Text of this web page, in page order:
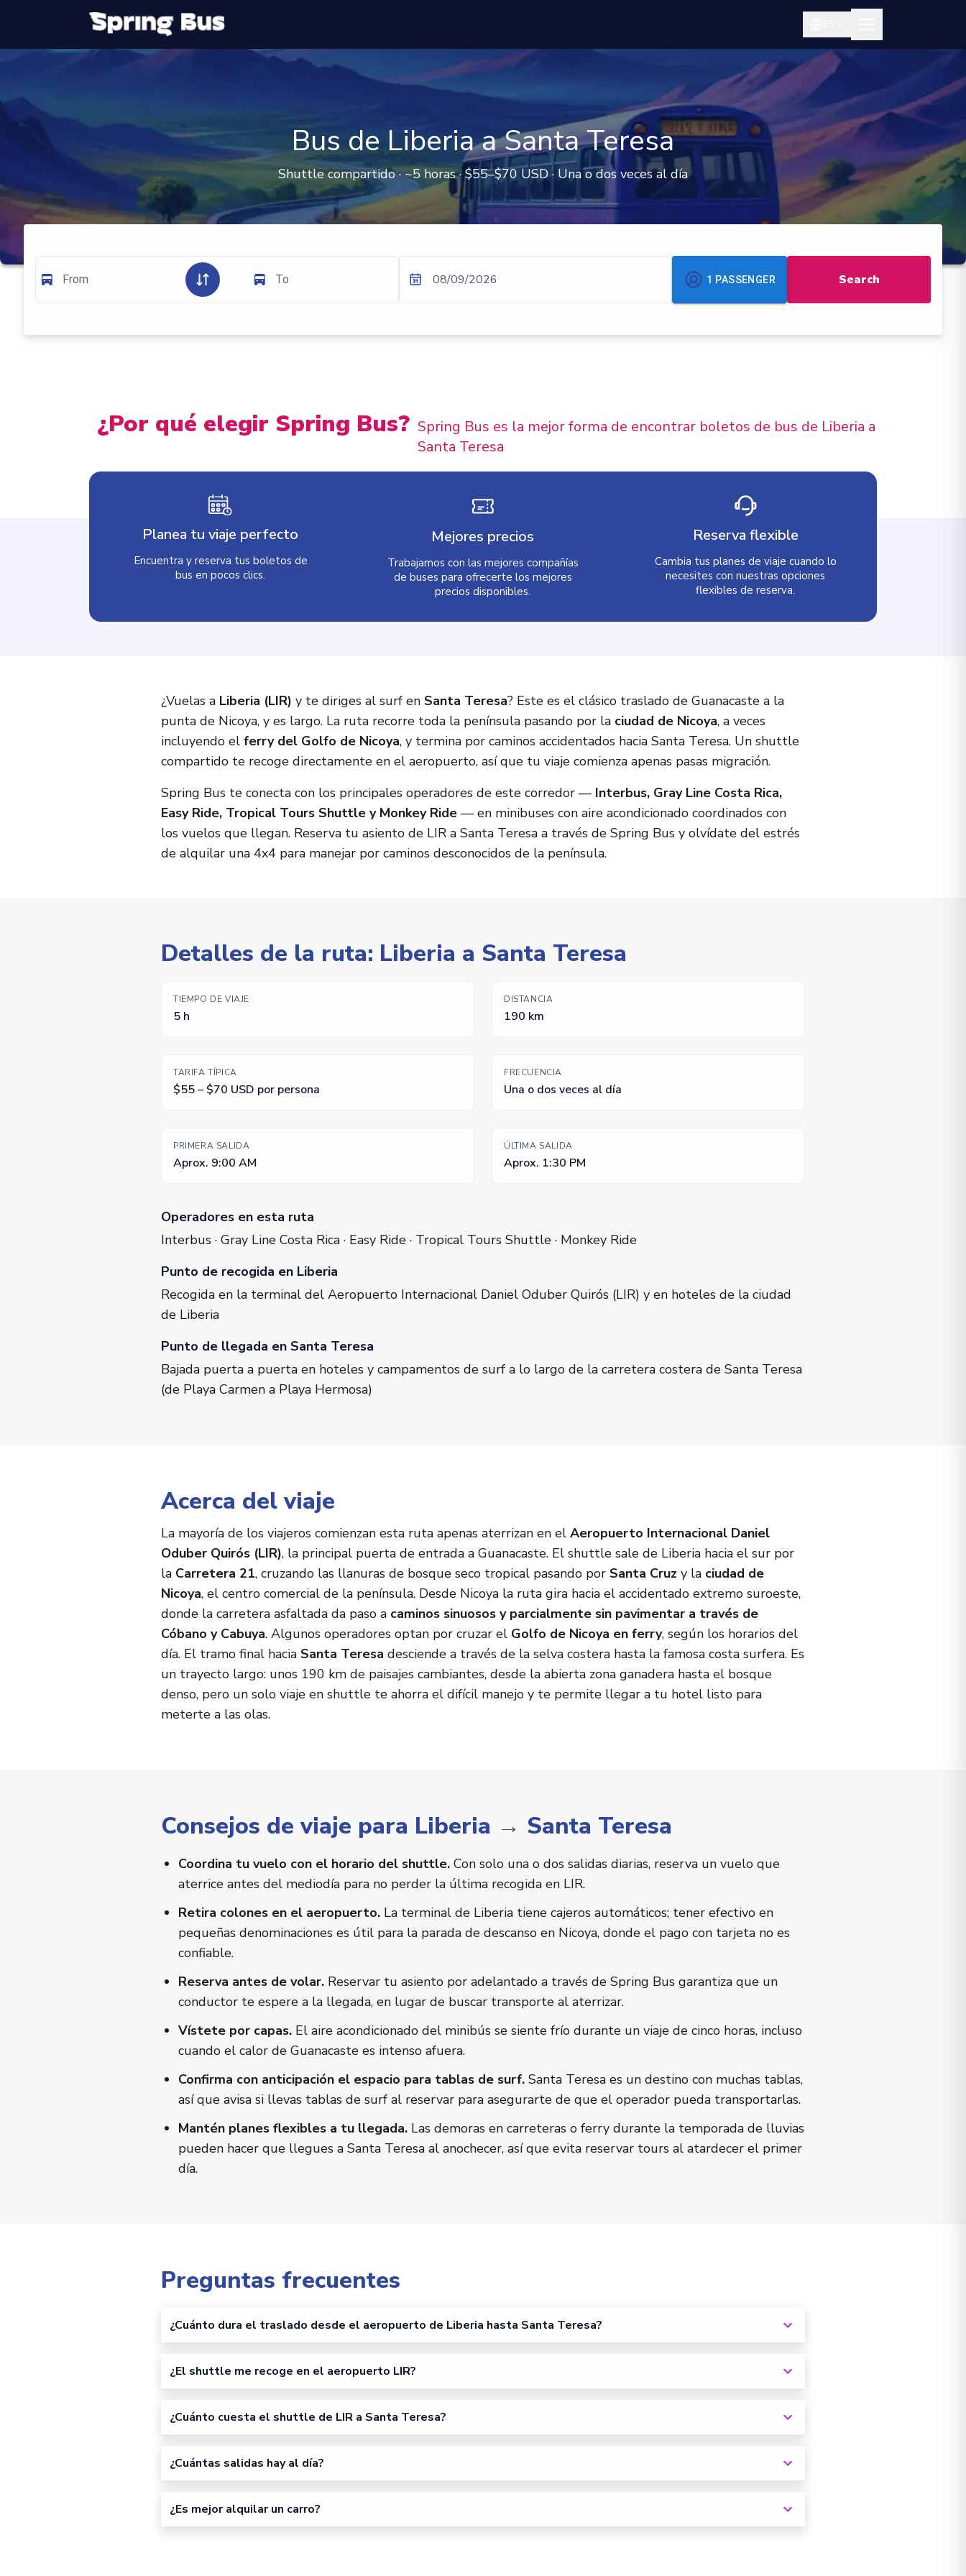
Bus de Liberia a Santa Teresa
Shuttle compartido · ~5 horas · $55–$70 USD · Una o dos veces al día
From To 08/09/2026 1 PASSENGER Search
¿Por qué elegir Spring Bus? Spring Bus es la mejor forma de encontrar boletos de bus de Liberia a
Santa Teresa
Planea tu viaje perfecto
Encuentra y reserva tus boletos de
bus en pocos clics.
Mejores precios
Trabajamos con las mejores compañías
de buses para ofrecerte los mejores
precios disponibles.
Reserva flexible
Cambia tus planes de viaje cuando lo
necesites con nuestras opciones
flexibles de reserva.
¿Vuelas a Liberia (LIR) y te diriges al surf en Santa Teresa? Este es el clásico traslado de Guanacaste a la
punta de Nicoya, y es largo. La ruta recorre toda la península pasando por la ciudad de Nicoya, a veces
incluyendo el ferry del Golfo de Nicoya, y termina por caminos accidentados hacia Santa Teresa. Un shuttle
compartido te recoge directamente en el aeropuerto, así que tu viaje comienza apenas pasas migración.
Spring Bus te conecta con los principales operadores de este corredor — Interbus, Gray Line Costa Rica,
Easy Ride, Tropical Tours Shuttle y Monkey Ride — en minibuses con aire acondicionado coordinados con
los vuelos que llegan. Reserva tu asiento de LIR a Santa Teresa a través de Spring Bus y olvídate del estrés
de alquilar una 4x4 para manejar por caminos desconocidos de la península.
Detalles de la ruta: Liberia a Santa Teresa
TIEMPO DE VIAJE
5 h
DISTANCIA
190 km
TARIFA TÍPICA
$55 – $70 USD por persona
FRECUENCIA
Una o dos veces al día
PRIMERA SALIDA
Aprox. 9:00 AM
ÚLTIMA SALIDA
Aprox. 1:30 PM
Operadores en esta ruta
Interbus · Gray Line Costa Rica · Easy Ride · Tropical Tours Shuttle · Monkey Ride
Punto de recogida en Liberia
Recogida en la terminal del Aeropuerto Internacional Daniel Oduber Quirós (LIR) y en hoteles de la ciudad
de Liberia
Punto de llegada en Santa Teresa
Bajada puerta a puerta en hoteles y campamentos de surf a lo largo de la carretera costera de Santa Teresa
(de Playa Carmen a Playa Hermosa)
Acerca del viaje
La mayoría de los viajeros comienzan esta ruta apenas aterrizan en el Aeropuerto Internacional Daniel
Oduber Quirós (LIR), la principal puerta de entrada a Guanacaste. El shuttle sale de Liberia hacia el sur por
la Carretera 21, cruzando las llanuras de bosque seco tropical pasando por Santa Cruz y la ciudad de
Nicoya, el centro comercial de la península. Desde Nicoya la ruta gira hacia el accidentado extremo suroeste,
donde la carretera asfaltada da paso a caminos sinuosos y parcialmente sin pavimentar a través de
Cóbano y Cabuya. Algunos operadores optan por cruzar el Golfo de Nicoya en ferry, según los horarios del
día. El tramo final hacia Santa Teresa desciende a través de la selva costera hasta la famosa costa surfera. Es
un trayecto largo: unos 190 km de paisajes cambiantes, desde la abierta zona ganadera hasta el bosque
denso, pero un solo viaje en shuttle te ahorra el difícil manejo y te permite llegar a tu hotel listo para
meterte a las olas.
Consejos de viaje para Liberia → Santa Teresa
Coordina tu vuelo con el horario del shuttle. Con solo una o dos salidas diarias, reserva un vuelo que
aterrice antes del mediodía para no perder la última recogida en LIR.
Retira colones en el aeropuerto. La terminal de Liberia tiene cajeros automáticos; tener efectivo en
pequeñas denominaciones es útil para la parada de descanso en Nicoya, donde el pago con tarjeta no es
confiable.
Reserva antes de volar. Reservar tu asiento por adelantado a través de Spring Bus garantiza que un
conductor te espere a la llegada, en lugar de buscar transporte al aterrizar.
Vístete por capas. El aire acondicionado del minibús se siente frío durante un viaje de cinco horas, incluso
cuando el calor de Guanacaste es intenso afuera.
Confirma con anticipación el espacio para tablas de surf. Santa Teresa es un destino con muchas tablas,
así que avisa si llevas tablas de surf al reservar para asegurarte de que el operador pueda transportarlas.
Mantén planes flexibles a tu llegada. Las demoras en carreteras o ferry durante la temporada de lluvias
pueden hacer que llegues a Santa Teresa al anochecer, así que evita reservar tours al atardecer el primer
día.
Preguntas frecuentes
¿Cuánto dura el traslado desde el aeropuerto de Liberia hasta Santa Teresa?
¿El shuttle me recoge en el aeropuerto LIR?
¿Cuánto cuesta el shuttle de LIR a Santa Teresa?
¿Cuántas salidas hay al día?
¿Es mejor alquilar un carro?